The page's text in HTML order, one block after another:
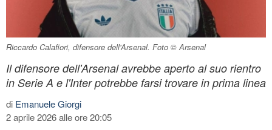
Riccardo Calafiori, difensore dell'Arsenal. Foto © Arsenal
Il difensore dell'Arsenal avrebbe aperto al suo rientro
in Serie A e l'Inter potrebbe farsi trovare in prima linea
di Emanuele Giorgi
2 aprile 2026 alle ore 20:05